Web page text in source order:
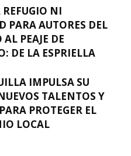
NI
PARA AUTORES DEL
PEAJE DE
DE LA ESPRIELLA
IMPULSA SU
TALENTOS Y
PROTEGER EL
LOCAL